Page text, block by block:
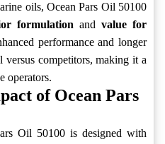
oils, Ocean Pars Oil 50100
formulation and value for
performance and longer
competitors, making it a
operators.
of Ocean Pars
Oil 50100 is designed with